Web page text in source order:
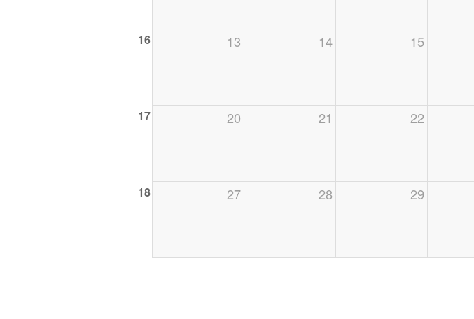
16 13 14 15
17 20 21 22
18 27 28 29